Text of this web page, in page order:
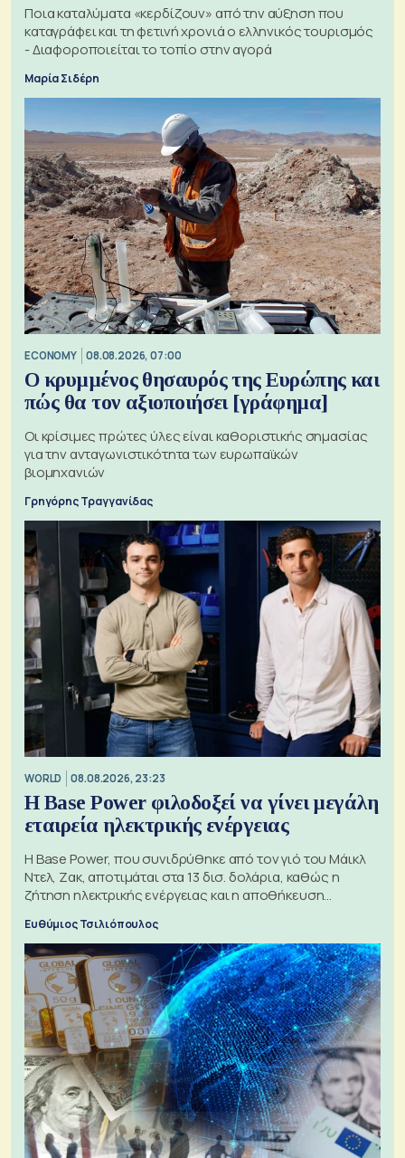
Ποια καταλύματα «κερδίζουν» από την αύξηση που
καταγράφει και τη φετινή χρονιά ο ελληνικός τουρισμός
- Διαφοροποιείται το τοπίο στην αγορά
Μαρία Σιδέρη
ECONOMY 08.08.2026, 07:00
Ο κρυμμένος θησαυρός της Ευρώπης και
πώς θα τον αξιοποιήσει [γράφημα]
Οι κρίσιμες πρώτες ύλες είναι καθοριστικής σημασίας
για την ανταγωνιστικότητα των ευρωπαϊκών
βιομηχανιών
Γρηγόρης Τραγγανίδας
WORLD 08.08.2026, 23:23
Η Base Power φιλοδοξεί να γίνει μεγάλη
εταιρεία ηλεκτρικής ενέργειας
Η Base Power, που συνιδρύθηκε από τον γιό του Μάικλ
Ντελ, Ζακ, αποτιμάται στα 13 δισ. δολάρια, καθώς η
ζήτηση ηλεκτρικής ενέργειας και η αποθήκευση
Ευθύμιος Τσιλιόπουλος